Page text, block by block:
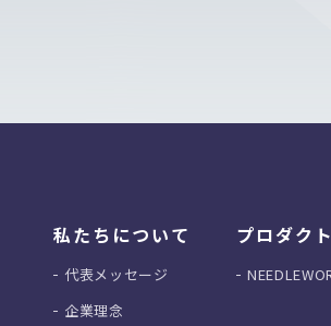
私たちについて
代表メッセージ
企業理念
プロダクト